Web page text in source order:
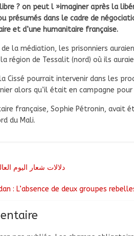
? on peut l »imaginer après la
présumés dans le cadre de
et d’une humanitaire française.
la médiation, les prisonniers
région de Tessalit (nord) où ils
Cissé pourrait intervenir dans les
alors qu’il était en campagne
française, Sophie Pétronin, avait
du Mali.
دلالات شعار اليوم
: L’absence de deux groupes